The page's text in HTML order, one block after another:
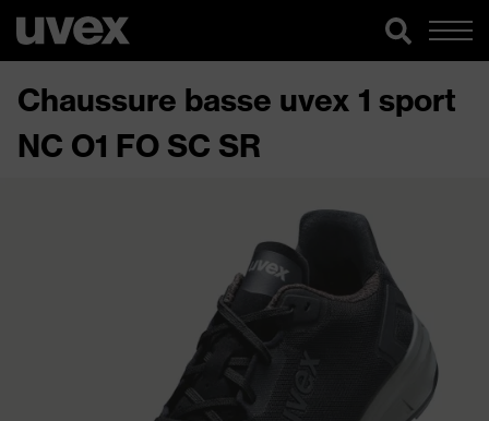
Chaussure basse uvex 1 sport
NC O1 FO SC SR